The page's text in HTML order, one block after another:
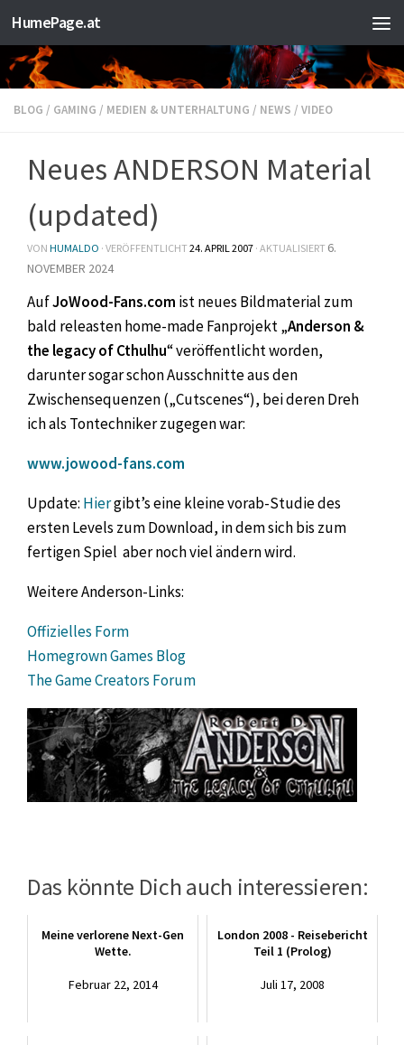
Zum Inhalt springen
HumePage.at
BLOG / GAMING / MEDIEN & UNTERHALTUNG / NEWS / VIDEO
Neues ANDERSON Material
(updated)
VON HUMALDO · VERÖFFENTLICHT24. APRIL 2007 · AKTUALISIERT 6.
NOVEMBER 2024
AufJoWood-Fans.com ist neues Bildmaterial zum
bald releasten home-made Fanprojekt „Anderson &
the legacy of Cthulhu“ veröffentlicht worden,
darunter sogar schon Ausschnitte aus den
Zwischensequenzen („Cutscenes“), bei deren Dreh
ich als Tontechniker zugegen war:
www.jowood-fans.com
Update: Hiergibt’s eine kleine vorab-Studie des
ersten Levels zum Download, in dem sich bis zum
fertigen Spiel aber noch viel ändern wird.
Weitere Anderson-Links:
Offizielles Form
Homegrown Games Blog
The Game Creators Forum
Das könnte Dich auch interessieren:
Meine verlorene Next-Gen
Wette.
Februar 22, 2014
London 2008 - Reisebericht
Teil 1 (Prolog)
Juli 17, 2008